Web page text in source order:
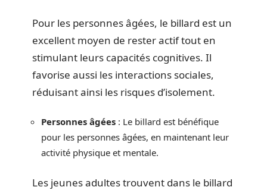
Pour les personnes âgées, le billard est un
excellent moyen de rester actif tout en
stimulant leurs capacités cognitives. Il
favorise aussi les interactions sociales,
réduisant ainsi les risques d’isolement.
Personnes âgées : Le billard est bénéfique
pour les personnes âgées, en maintenant leur
activité physique et mentale.
Les jeunes adultes trouvent dans le billard